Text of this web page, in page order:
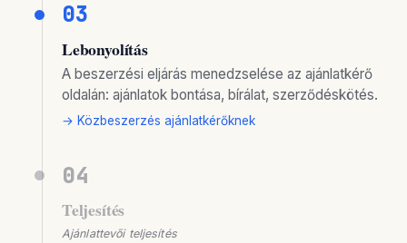
03
Lebonyolítás
A beszerzési eljárás menedzselése az ajánlatkérő
oldalán: ajánlatok bontása, bírálat, szerződéskötés.
→ Közbeszerzés ajánlatkérőknek
04
Teljesítés
Ajánlattevői teljesítés